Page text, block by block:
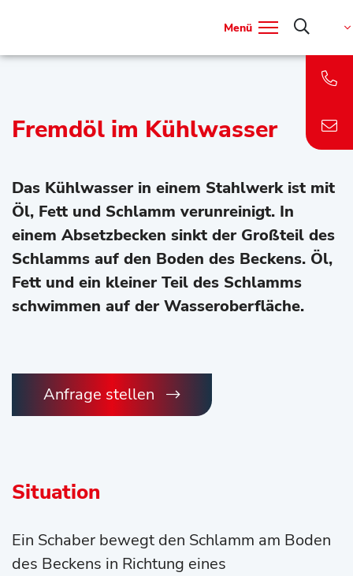
Menü
Fremdöl im Kühlwasser
Das Kühlwasser in einem Stahlwerk ist mit
Öl, Fett und Schlamm verunreinigt. In
einem Absetzbecken sinkt der Großteil des
Schlamms auf den Boden des Beckens. Öl,
Fett und ein kleiner Teil des Schlamms
schwimmen auf der Wasseroberfläche.
Anfrage stellen
Situation
Ein Schaber bewegt den Schlamm am Boden
des Beckens in Richtung eines